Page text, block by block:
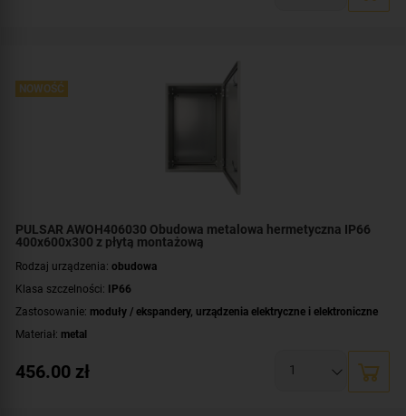
PULSAR AWOH406030 Obudowa metalowa hermetyczna IP66
400x600x300 z płytą montażową
NOWOŚĆ
Rodzaj urządzenia: obudowa
Klasa szczelności: IP66
Zastosowanie: moduły / ekspandery, urządzenia elektryczne i elektroniczne
Materiał: metal
Płyta montażowa, wymiary:
456.00 zł